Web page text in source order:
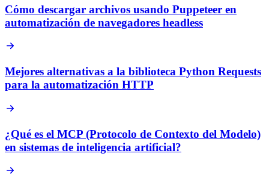
Cómo descargar archivos usando Puppeteer en
automatización de navegadores headless
Mejores alternativas a la biblioteca Python Requests
para la automatización HTTP
¿Qué es el MCP (Protocolo de Contexto del Modelo)
en sistemas de inteligencia artificial?